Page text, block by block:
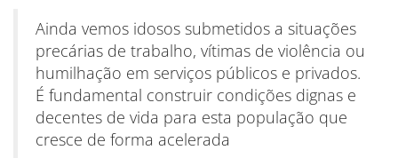
Ainda vemos idosos submetidos a situações
precárias de trabalho, vítimas de violência ou
humilhação em serviços públicos e privados.
É fundamental construir condições dignas e
decentes de vida para esta população que
cresce de forma acelerada